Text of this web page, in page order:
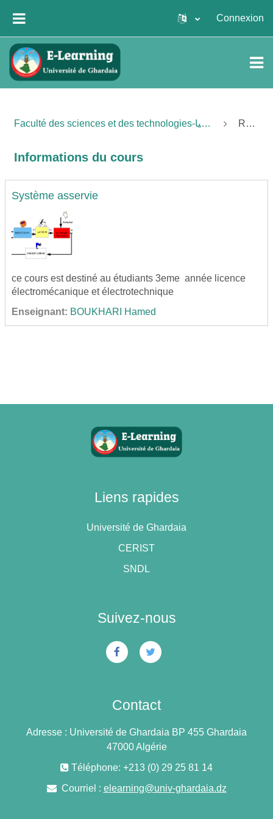
Connexion
Faculté des sciences et des technologies-كلية العلوم والتكنولوجيا Résumé
Informations du cours
Système asservie
ce cours est destiné au étudiants 3eme année licence
électromécanique et électrotechnique
Enseignant: BOUKHARI Hamed
Liens rapides
Université de Ghardaia
CERIST
SNDL
Suivez-nous
Contact
Adresse : Université de Ghardaia BP 455 Ghardaia
47000 Algérie
Téléphone: +213 (0) 29 25 81 14
Courriel : elearning@univ-ghardaia.dz